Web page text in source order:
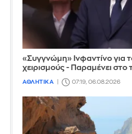
«Συγγνώμη» Ινφαντίνο για
χειρισμούς - Παραμένει στο
ΑΘΛΗΤΙΚΑ 07:19, 06.08.2026